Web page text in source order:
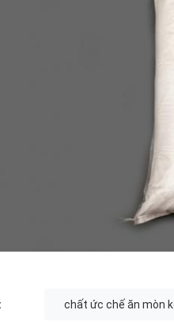
chất ức chế ăn mòn